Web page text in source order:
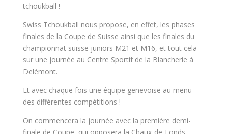
tchoukball !
Swiss Tchoukball nous propose, en effet, les phases
finales de la Coupe de Suisse ainsi que les finales du
championnat suisse juniors M21 et M16, et tout cela
sur une journée au Centre Sportif de la Blancherie à
Delémont.
Et avec chaque fois une équipe genevoise au menu
des différentes compétitions !
On commencera la journée avec la première demi-
finale de Coupe, qui opposera la Chaux-de-Fonds